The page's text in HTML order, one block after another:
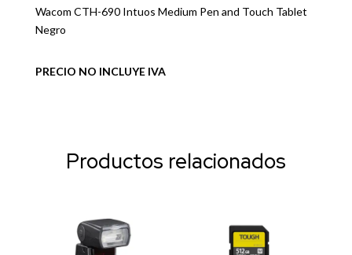
Wacom CTH-690 Intuos Medium Pen and Touch Tablet
Negro
PRECIO NO INCLUYE IVA
Productos relacionados